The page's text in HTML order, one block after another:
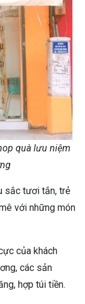
quà lưu niệm
sắc tươi tắn, trẻ
với những món
của khách
các sản
hợp túi tiền.